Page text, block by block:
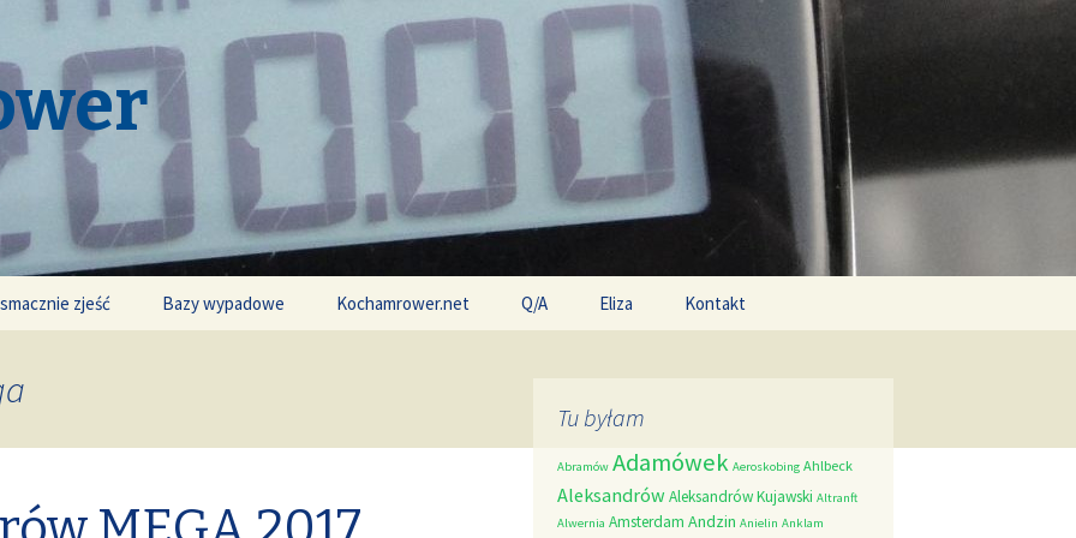
zjeść Bazy wypadowe Kochamrower.net Q/A Eliza Kontakt
Tu byłam
Abramów Adamówek Aeroskobing Ahlbeck
AleksandrówAleksandrów Kujawski Altranft
Alwernia Amsterdam Andzin Anielin Anklam